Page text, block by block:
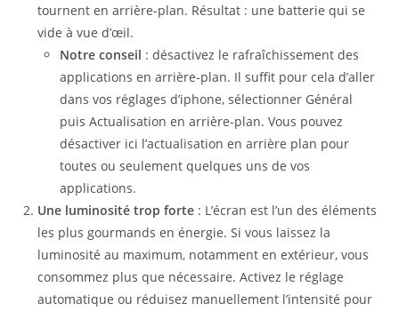
tournent en arrière-plan. Résultat : une batterie qui se
vide à vue d’œil.
Notre conseil : désactivez le rafraîchissement des
applications en arrière-plan. Il suffit pour cela d’aller
dans vos réglages d’iphone, sélectionner Général
puis Actualisation en arrière-plan. Vous pouvez
désactiver ici l’actualisation en arrière plan pour
toutes ou seulement quelques uns de vos
applications.
Une luminosité trop forte : L’écran est l’un des éléments
les plus gourmands en énergie. Si vous laissez la
luminosité au maximum, notamment en extérieur, vous
consommez plus que nécessaire. Activez le réglage
automatique ou réduisez manuellement l’intensité pour